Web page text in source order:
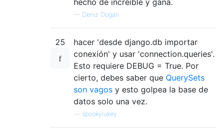
— Deniz Dogan
25
hacer 'desde django.db importar
conexión' y usar 'connection.queries'.
Esto requiere DEBUG = True. Por
cierto, debes saber que QuerySets
son vagos y esto golpea la base de
datos solo una vez.
spookylukey